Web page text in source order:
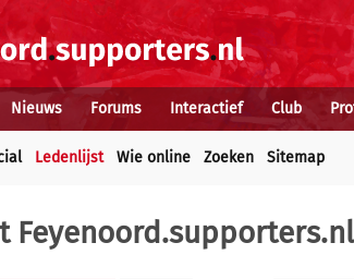
Nieuws Forums Interactief Club
Ledenlijst Wie online Zoeken Sitemap